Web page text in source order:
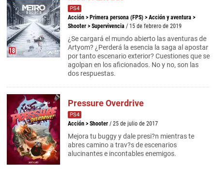
PS4
Acción > Primera persona (FPS) > Acción y aventura >
Shooter > Supervivencia / 15 de febrero de 2019
¿Se cargará el mundo abierto las aventuras de
Artyom? ¿Perderá la esencia la saga al apostar
por tanto escenario exterior? Cuestiones que se
agolpan en los aficionados. No y no, son las
dos respuestas.
Pressure Overdrive
PS4
Acción > Shooter / 25 de julio de 2017
Mejora tu buggy y dale presi?n mientras te
abres camino a trav?s de escenarios
alucinantes e incontables enemigos.